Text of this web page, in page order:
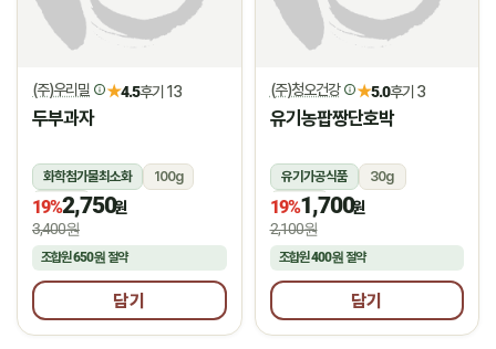
(주)우리밀 ★4.5후기 13
두부과자
화학첨가물최소화
100g
상온
19%2,750원
3,400원
조합원650원 절약
담기
(주)청오건강 ★5.0후기 3
유기농팝짱단호박
유기가공식품
30g
상온
19%1,700원
2,100원
조합원400원절약
담기